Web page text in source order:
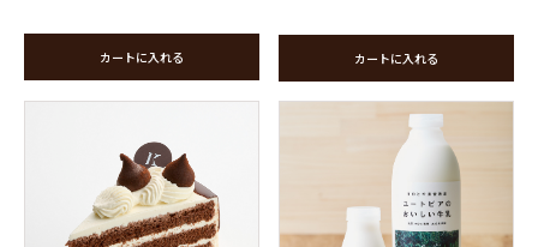
カートに入れる カートに入れる